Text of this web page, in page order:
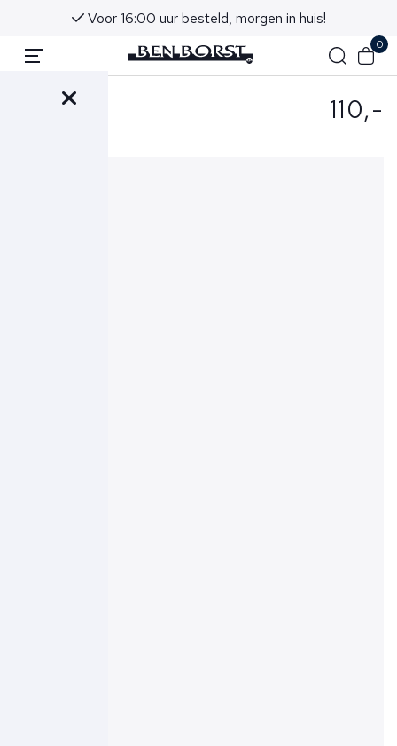
Voor 16:00 uur besteld, morgen in huis!
0
- Riem Bruin 110,-